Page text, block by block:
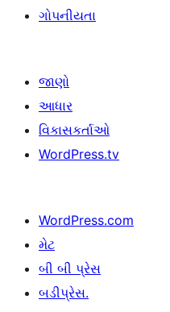
ગોપનીયતા
જાણો
આધાર
વિકાસકર્તાઓ
WordPress.tv
WordPress.com
મેટ
બી બી પ્રેસ
બડીપ્રેસ.